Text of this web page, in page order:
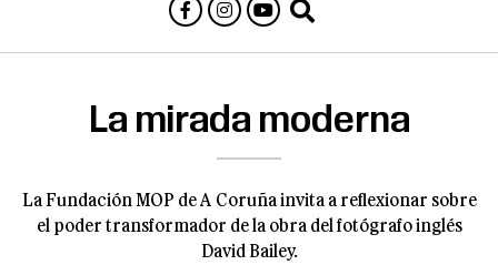
La mirada moderna
La Fundación MOP de A Coruña invita a reflexionar sobre
el poder transformador de la obra del fotógrafo inglés
David Bailey.